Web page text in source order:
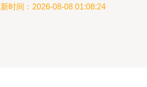
时间：2026-08-08 01:08:24